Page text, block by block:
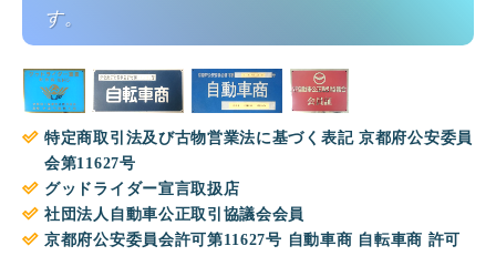
す。
特定商取引法及び古物営業法に基づく表記 京都府公安委員
会第11627号
グッドライダー宣言取扱店
社団法人自動車公正取引協議会会員
京都府公安委員会許可第11627号 自動車商 自転車商 許可